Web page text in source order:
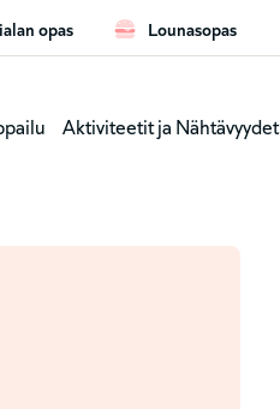
opas Lounasopas
Aktiviteetit ja Nähtävyydet